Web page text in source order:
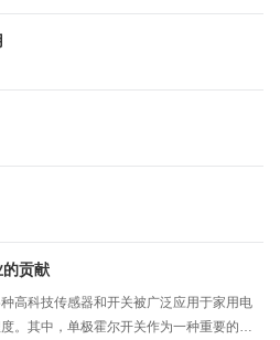
贡献
高科技传感器和开关被广泛应用于家用电
。其中，单极霍尔开关作为一种重要的传